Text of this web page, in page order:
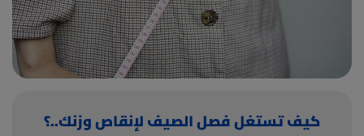
كيف تستغل فصل الصيف لإنقاص وزنك..؟